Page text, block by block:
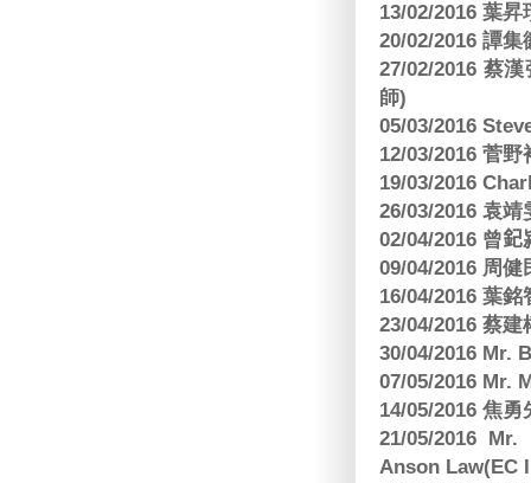
13/02/2016 葉
20/02/2016 譚
27/02/2016 蔡
師)
05/03/2016
12/03/2016 菅
19/03/2016
26/03/2016 袁
02/04/2016 曾
09/04/2016 周
16/04/2016 葉
23/04/2016 蔡
30/04/2016 Mr.
07/05/2016 Mr.
14/05/2016 焦
21/05/2016
Anson Law(EC